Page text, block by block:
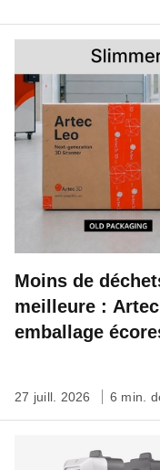
Moins de
meilleure :
emballage
27 juill. 2026 6 min.